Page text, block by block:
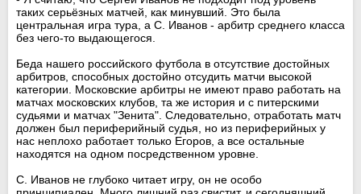
таких серьёзных матчей, как минувший. Это была
центральная игра тура, а С. Иванов - арбитр среднего класса
без чего-то выдающегося.
Беда нашего российского футбола в отсутствие достойных
арбитров, способных достойно отсудить матчи высокой
категории. Московские арбитры не имеют право работать на
матчах московских клубов, та же история и с питерскими
судьями и матчах "Зенита". Следовательно, отработать матч
должен был периферийный судья, но из периферийных у
нас неплохо работает только Егоров, а все остальные
находятся на одном посредственном уровне.
С. Иванов не глубоко читает игру, он не особо